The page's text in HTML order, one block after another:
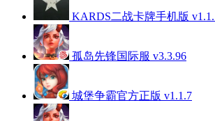
KARDS二战卡牌手机版
孤岛先锋国际服 v3.3.96
城堡争霸官方正版 v1.1.7